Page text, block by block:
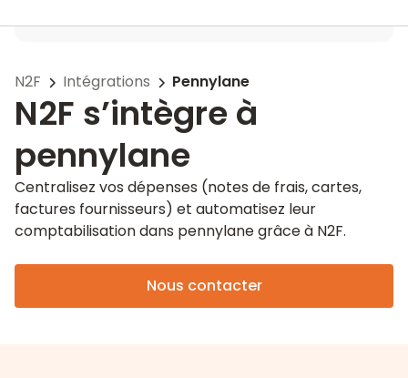
N2F Intégrations Pennylane
N2F s’intègre à
pennylane
Centralisez vos dépenses (notes de frais, cartes,
factures fournisseurs) et automatisez leur
comptabilisation dans pennylane grâce à N2F.
Nous contacter